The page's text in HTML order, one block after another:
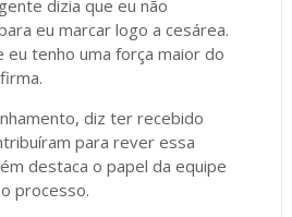
dizia que eu não
eu marcar logo a cesárea.
eu tenho uma força maior do
diz ter recebido
para rever essa
destaca o papel da equipe
processo.